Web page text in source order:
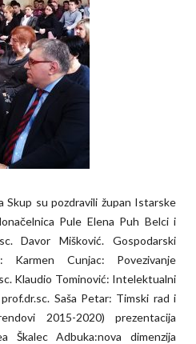
Skup su pozdravili župan Istarske
Pule Elena Puh Belci i
Davor Mišković. Gospodarski
Karmen Cunjac: Povezivanje
Klaudio Tominović: Intelektualni
Saša Petar: Timski rad i
2015-2020) prezentacija
Adbuka:nova dimenzija